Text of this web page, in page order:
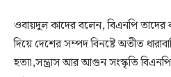
ওবায়দুল কাদের বলেন, বিএনপি তাদের
দিয়ে দেশের সম্পদ বিনষ্টে অতীত
হত্যা,সন্ত্রাস আর আগুন সংস্কৃতি